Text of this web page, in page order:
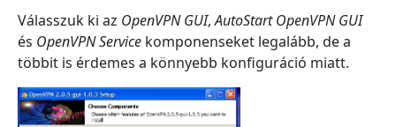
Válasszuk ki az OpenVPN GUI,AutoStart OpenVPN GUI
és OpenVPN Service komponenseket legalább, de a
többit is érdemes a könnyebb konfiguráció miatt.